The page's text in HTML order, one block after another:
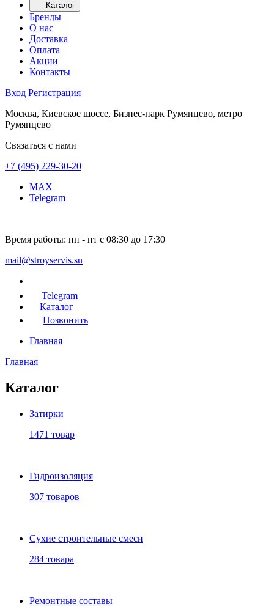
Каталог
Бренды
О нас
Доставка
Оплата
Акции
Контакты
Вход Регистрация
Москва, Киевское шоссе, Бизнес-парк Румянцево, метро
Румянцево
Связаться с нами
+7 (495) 229-30-20
MAX
Telegram
Время работы: пн - пт с 08:30 до 17:30
mail@stroyservis.su
Telegram
Каталог
Позвонить
Главная
Главная
Каталог
Затирки
1471 товар
Гидроизоляция
307 товаров
Сухие строительные смеси
284 товара
Ремонтные составы